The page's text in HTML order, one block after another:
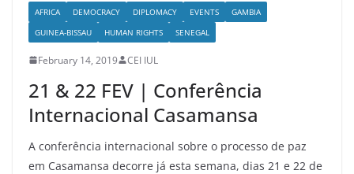
AFRICA DEMOCRACY DIPLOMACY EVENTS
GAMBIA
GUINEA-BISSAU
HUMAN RIGHTS SENEGAL
February 14, 2019 CEI IUL
21 & 22 FEV | Conferência
Internacional Casamansa
A conferência internacional sobre o processo de paz
em Casamansa decorre já esta semana, dias 21 e 22 de